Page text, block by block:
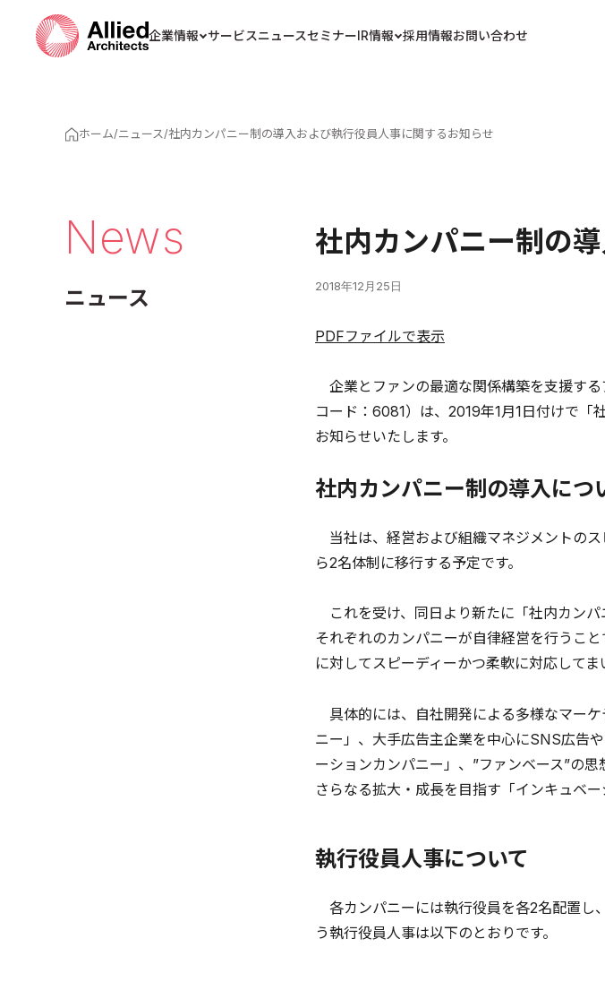
企業情報 サービスニュースセミナーIR情報 採用情報お問い合わせ
ホーム/ニュース/社内カンパニー制の導入および執行役員人事に関するお知らせ
News
ニュース
社内カンパニー制の
2018年12月25日
PDFファイルで表示
企業とファンの最適な関係構築を支援す
コード：6081）は、2019年1月1日付けで
お知らせいたします。
社内カンパニー制の導入につ
当社は、経営および組織マネジメントの
ら2名体制に移行する予定です。
これを受け、同日より新たに「社内カン
それぞれのカンパニーが自律経営を行うこ
に対してスピーディーかつ柔軟に対応してま
具体的には、自社開発による多様なマー
ニー」、大手広告主企業を中心にSNS広告
ーションカンパニー」、”ファンベース”の
さらなる拡大・成長を目指す「インキュベ
執行役員人事について
各カンパニーには執行役員を各2名配置し
う執行役員人事は以下のとおりです。